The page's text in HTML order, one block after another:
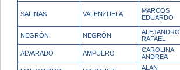
SALINAS VALENZUELA
MARCOS
EDUARDO
NEGRÓN NEGRÓN
ALEJANDRO
RAFAEL
ALVARADO AMPUERO
CAROLINA
ANDREA
ALAN